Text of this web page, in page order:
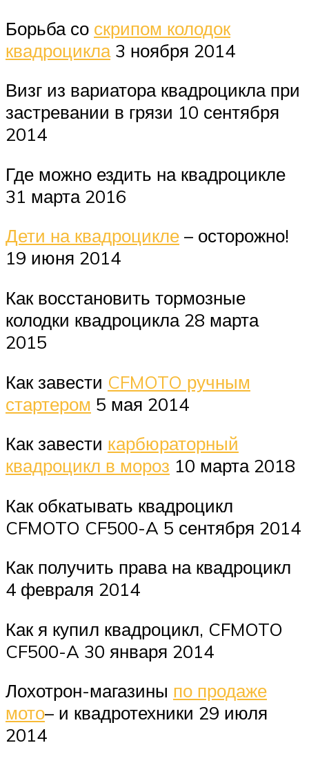
Борьба со скрипом колодок
квадроцикла3 ноября 2014
Визг из вариатора квадроцикла при
застревании в грязи 10 сентября
2014
Где можно ездить на квадроцикле
31 марта 2016
Дети на квадроцикле – осторожно!
19 июня 2014
Как восстановить тормозные
колодки квадроцикла 28 марта
2015
Как завести CFMOTO ручным
стартером 5 мая 2014
Как завести карбюраторный
квадроцикл в мороз 10 марта 2018
Как обкатывать квадроцикл
CFMOTO CF500-A 5 сентября 2014
Как получить права на квадроцикл
4 февраля 2014
Как я купил квадроцикл, CFMOTO
CF500-A 30 января 2014
Лохотрон-магазины по продаже
мото– и квадротехники 29 июля
2014